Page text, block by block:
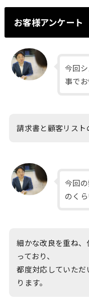
お客様アンケート
今回
事で
請求書と顧客リスト
今回
のく
細かな改良を重ね
っており、
都度対応していた
ります。